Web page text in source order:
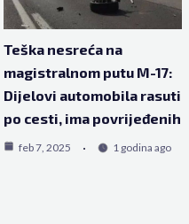
Teška nesreća na
magistralnom putu M-17:
Dijelovi automobila rasuti
po cesti, ima povrijeđenih
feb 7, 2025 1 godina ago